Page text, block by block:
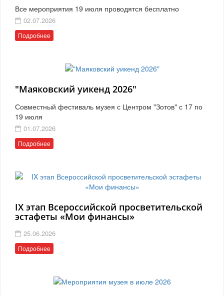
Все мероприятия 19 июля проводятся бесплатно
02.07.2026
Подробнее
"Маяковский уикенд 2026"
Совместный фестиваль музея с Центром "Зотов" с 17 по
19 июля
01.07.2026
Подробнее
IX этап Всероссийской просветительской
эстафеты «Мои финансы»
25.06.2026
Подробнее